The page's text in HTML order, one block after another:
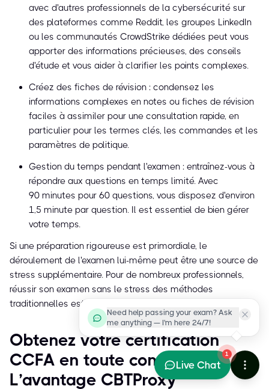
avec d'autres professionnels de la cybersécurité sur
des plateformes comme Reddit, les groupes LinkedIn
ou les communautés CrowdStrike dédiées peut vous
apporter des informations précieuses, des conseils
d'étude et vous aider à clarifier les points complexes.
Créez des fiches de révision : condensez les
informations complexes en notes ou fiches de révision
faciles à assimiler pour une consultation rapide, en
particulier pour les termes clés, les commandes et les
paramètres de politique.
Gestion du temps pendant l'examen : entraînez-vous à
répondre aux questions en temps limité. Avec
90 minutes pour 60 questions, vous disposez d'environ
1,5 minute par question. Il est essentiel de bien gérer
votre temps.
Si une préparation rigoureuse est primordiale, le
déroulement de l'examen lui-même peut être une source de
stress supplémentaire. Pour de nombreux professionnels,
réussir son examen sans le stress des méthodes
traditionnelles est essentiel.
Obtenez votre certification
CCFA en toute confiance :
L’avantage CBTProxy
Need help passing your exam? Ask
me anything — I'm here 24/7!
1
Live Chat